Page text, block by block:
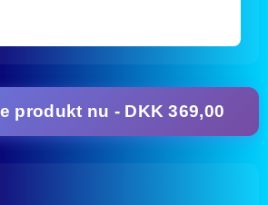
produkt nu - DKK 369,00